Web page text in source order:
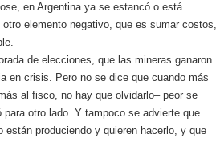
en Argentina ya se estancó o está
elemento negativo, que es sumar costos,
de elecciones, que las mineras ganaron
en crisis. Pero no se dice que cuando más
al fisco, no hay que olvidarlo– peor se
otro lado. Y tampoco se advierte que
produciendo y quieren hacerlo, y que